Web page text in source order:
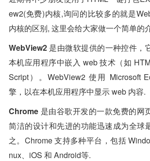
ew2(免费)内核,询问的比较多的就是
内核的区别, 这里会给大家做一个简单的
WebView2 是由微软提供的一种控件，
本机应用程序中嵌入 web 技术（如
Script）。WebView2 使用 Microsoft
擎，以在本机应用程序中显示 web 内容.
Chrome 是由谷歌开发的一款免费的网
简洁的设计和先进的功能迅速成为全球
之。Chrome 支持多种平台，包括
nux、iOS 和 Android等.